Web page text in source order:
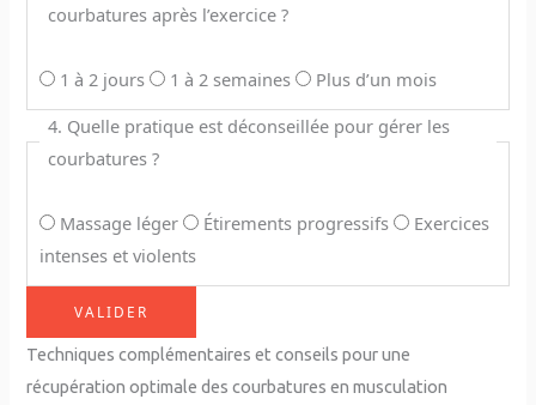
courbatures après l’exercice ?
1 à 2 jours 1 à 2 semaines
Plus d’un mois
4. Quelle pratique est déconseillée pour gérer les
courbatures ?
Massage léger Étirements progressifs
Exercices
intenses et violents
VALIDER
Techniques complémentaires et conseils pour une
récupération optimale des courbatures en musculation